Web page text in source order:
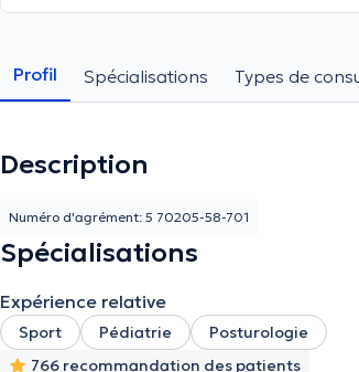
Profil Spécialisations Types de
Description
Numéro d'agrément: 5 70205-58-701
Spécialisations
Expérience relative
Sport Pédiatrie
Posturologie
766 recommandation des patients